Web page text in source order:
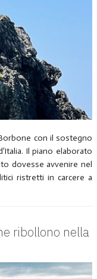
con il sostegno
Il piano elaborato
dovesse avvenire nel
ristretti in carcere a
ribollono nella